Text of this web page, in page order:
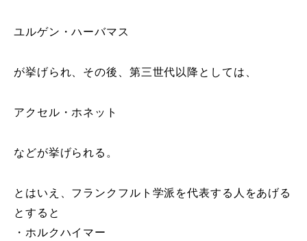
ユルゲン・ハーバマス
が挙げられ、その後、第三世代以降としては、
アクセル・ホネット
などが挙げられる。
とはいえ、フランクフルト学派を代表する人をあげる
とすると
・ホルクハイマー